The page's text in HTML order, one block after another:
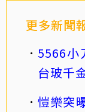
更多新聞
5566小
台玻千
愷樂突